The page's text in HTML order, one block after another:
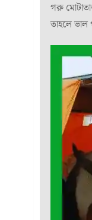
গরু
তাহলে ভাল